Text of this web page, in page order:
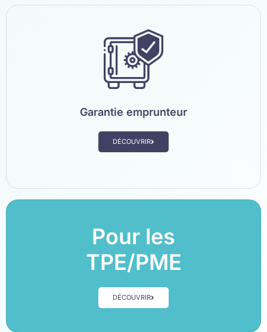
Garantie emprunteur
DÉCOUVRIR
Pour les
TPE/PME
DÉCOUVRIR